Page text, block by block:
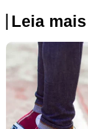
Leia mais